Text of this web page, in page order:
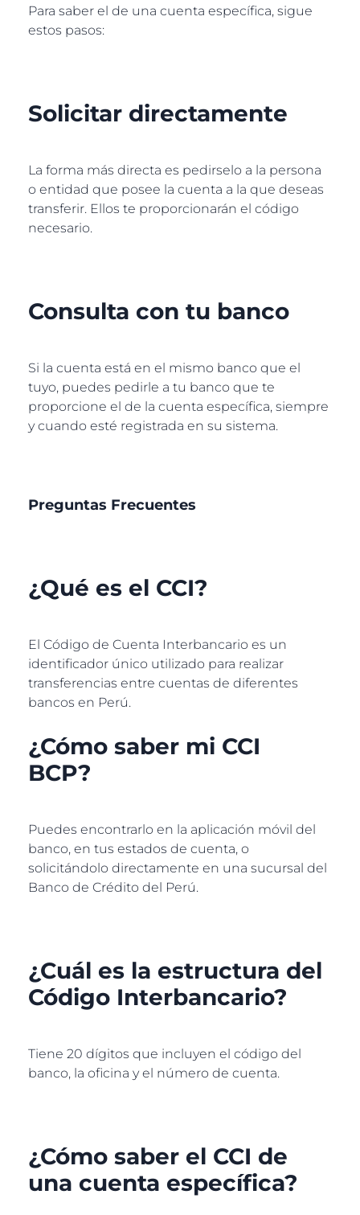
Para saber el de una cuenta específica, sigue
estos pasos:
Solicitar directamente
La forma más directa es pedirselo a la persona
o entidad que posee la cuenta a la que deseas
transferir. Ellos te proporcionarán el código
necesario.
Consulta con tu banco
Si la cuenta está en el mismo banco que el
tuyo, puedes pedirle a tu banco que te
proporcione el de la cuenta específica, siempre
y cuando esté registrada en su sistema.
Preguntas Frecuentes
¿Qué es el CCI?
El Código de Cuenta Interbancario es un
identificador único utilizado para realizar
transferencias entre cuentas de diferentes
bancos en Perú.
¿Cómo saber mi CCI
BCP?
Puedes encontrarlo en la aplicación móvil del
banco, en tus estados de cuenta, o
solicitándolo directamente en una sucursal del
Banco de Crédito del Perú.
¿Cuál es la estructura del
Código Interbancario?
Tiene 20 dígitos que incluyen el código del
banco, la oficina y el número de cuenta.
¿Cómo saber el CCI de
una cuenta específica?